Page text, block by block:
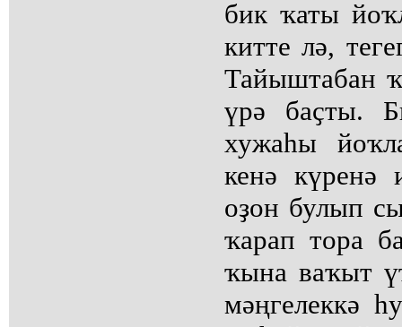
бик ҡаты
китте лә,
Тайыштабан
үрә баҫты.
хужаһы
кенә күренә
оҙон булып
ҡарап тора
ҡына ваҡыт
мәңгелеккә